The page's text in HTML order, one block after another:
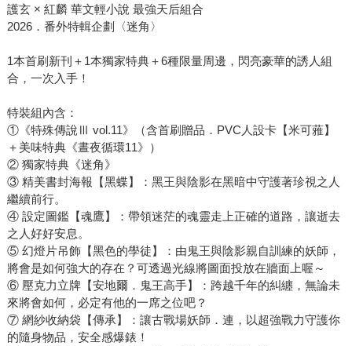
護玄 × 紅麟 華文輕小說 最強天后組合
2026．番外特輯企劃〈迷角〉
1本首刷新刊＋1本獨家特典＋6種限量周邊，閃亮豪華的誘人組
合，一次入手！
特裝組內含：
①《特殊傳說Ⅲ vol.11》（含首刷贈品．PVC人設卡【米可蕥】
＋美味特典《晝夜循環11》）
② 獨家特典《迷角》
③ 精美書封海報【黑蝶】：黑王與陰影在黑暗中守護著珍視之人
繼續前行。
④ 設定圖鑑【魂鷹】：帶領迷茫的魂靈走上正確的道路，讓逝去
之人好好安息。
⑤ 幻燈片吊飾【黑色的學徒】：由鬼王與陰影親自訓練的妖師，
將會是如何強大的存在？可透過光線將圖面投放在牆面上喔～
⑥ 壓克力立牌【安地爾．鬼王高手】：跨越千年的糾纏，無論未
來將會如何，必定有他的一席之位吧？
⑦ 網紗收納袋【傳承】：讓古戰場妖師．連，以超強戰力守護你
的隨身物品，安全感爆錶！